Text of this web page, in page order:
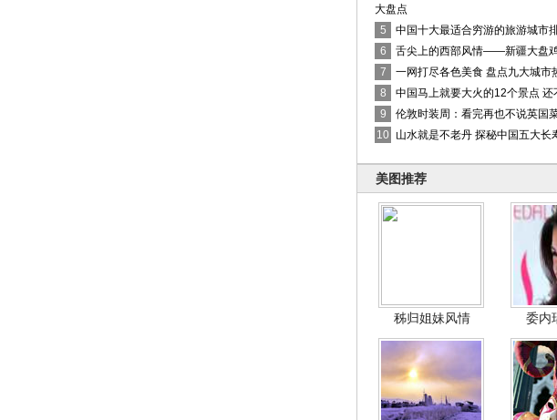
大盘点
5
中国十大最适合穷游的旅游城市
6
舌尖上的西部风情——新疆大盘
7
一网打尽各色美食 盘点九大城市
8
中国马上就要大火的12个景点 还
9
伦敦时装周：看完再也不说英国
10
山水就是不老丹 探秘中国五大长
美图推荐
秭归姐妹风情 委内